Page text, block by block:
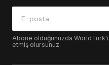
Abone olduğunuzda
etmiş olursunuz.